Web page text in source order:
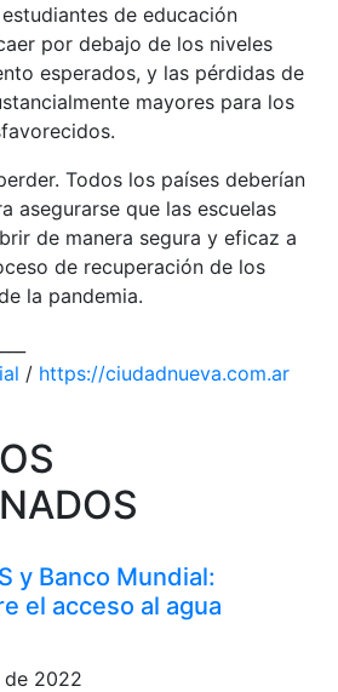
de educación
por debajo de los niveles
esperados, y las pérdidas de
mayores para los
Todos los países deberían
asegurarse que las escuelas
de manera segura y eficaz a
de recuperación de los
la pandemia.
/ https://ciudadnueva.com.ar
y Banco Mundial:
el acceso al agua
de 2022